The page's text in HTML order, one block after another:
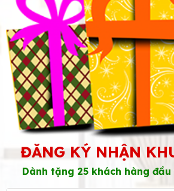
ĐĂNG KÝ NHẬN
Dành tặng 25 khách hàng